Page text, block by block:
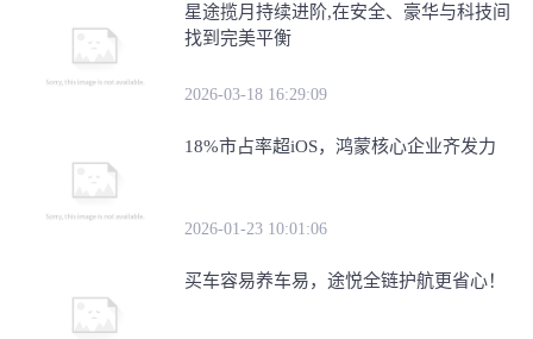
星途揽月持续进阶,在安全、豪华与科技间
找到完美平衡
2026-03-18 16:29:09
18%市占率超iOS，鸿蒙核心企业齐发力
2026-01-23 10:01:06
买车容易养车易，途悦全链护航更省心！